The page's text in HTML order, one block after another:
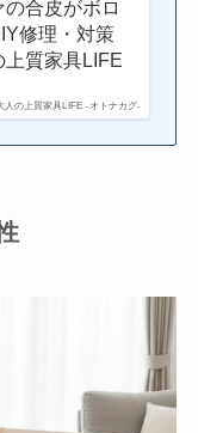
人の上質家具LIFE -オトナカグ-
の合皮がボロ
修理・対策
上質家具LIFE